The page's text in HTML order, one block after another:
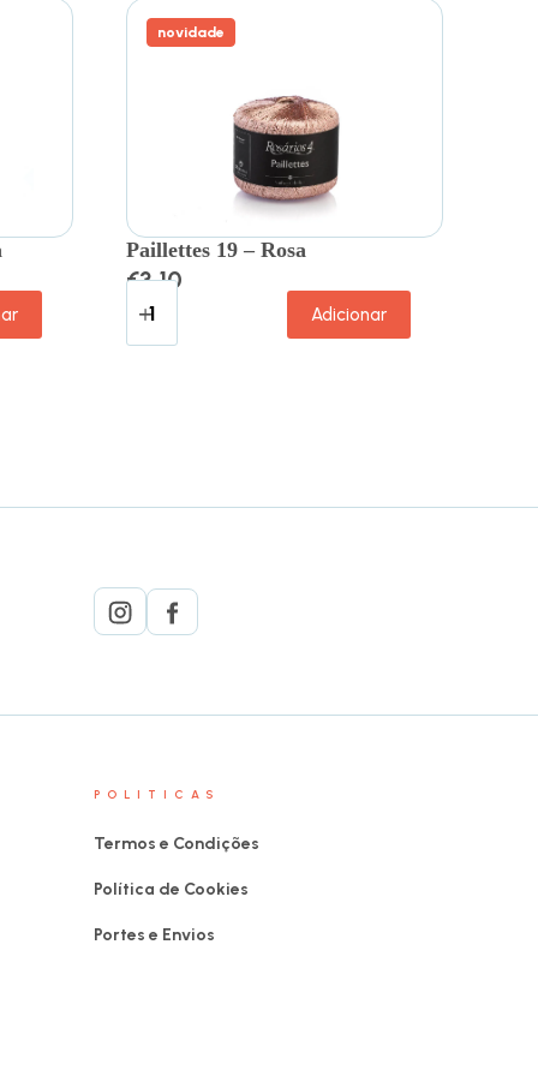
novidade
Paillettes 19 – Rosa
€3.10
Adicionar
POLITICAS
Termos e Condições
Política de Cookies
Portes e Envios